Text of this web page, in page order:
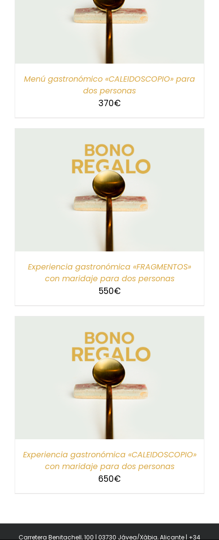
Menú gastronómico «CALEIDOSCOPIO» para
dos personas
370€
Experiencia gastronómica «FRAGMENTOS»
con maridaje para dos personas
550€
Experiencia gastronómica «CALEIDOSCOPIO»
con maridaje para dos personas
650€
Carretera Benitachell, 100 | 03730 Jávea/Xàbia, Alicante | +34